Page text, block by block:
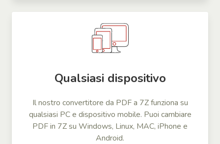
Qualsiasi dispositivo
Il nostro convertitore da PDF a 7Z funziona su
qualsiasi PC e dispositivo mobile. Puoi cambiare
PDF in 7Z su Windows, Linux, MAC, iPhone e
Android.